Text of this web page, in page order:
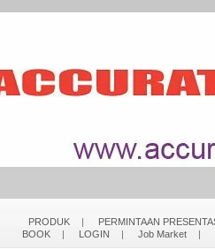
PRODUK | PERMINTAAN
BOOK
| LOGIN | Job Market |